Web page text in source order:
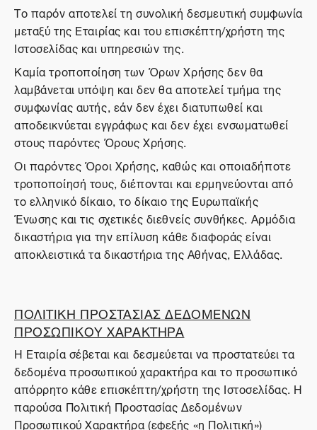
Το παρόν αποτελεί τη συνολική δεσμευτική συμφωνία
μεταξύ της Εταιρίας και του επισκέπτη/χρήστη της
Ιστοσελίδας και υπηρεσιών της.
Καμία τροποποίηση των Όρων Χρήσης δεν θα
λαμβάνεται υπόψη και δεν θα αποτελεί τμήμα της
συμφωνίας αυτής, εάν δεν έχει διατυπωθεί και
αποδεικνύεται εγγράφως και δεν έχει ενσωματωθεί
στους παρόντες Όρους Χρήσης.
Οι παρόντες Όροι Χρήσης, καθώς και οποιαδήποτε
τροποποίησή τους, διέπονται και ερμηνεύονται από
το ελληνικό δίκαιο, το δίκαιο της Ευρωπαϊκής
Ένωσης και τις σχετικές διεθνείς συνθήκες. Αρμόδια
δικαστήρια για την επίλυση κάθε διαφοράς είναι
αποκλειστικά τα δικαστήρια της Αθήνας, Ελλάδας.
ΠΟΛΙΤΙΚΗ ΠΡΟΣΤΑΣΙΑΣ ΔΕΔΟΜΕΝΩΝ
ΠΡΟΣΩΠΙΚΟΥ ΧΑΡΑΚΤΗΡΑ
Η Εταιρία σέβεται και δεσμεύεται να προστατεύει τα
δεδομένα προσωπικού χαρακτήρα και το προσωπικό
απόρρητο κάθε επισκέπτη/χρήστη της Ιστοσελίδας. Η
παρούσα Πολιτική Προστασίας Δεδομένων
Προσωπικού Χαρακτήρα (εφεξής «η Πολιτική»)